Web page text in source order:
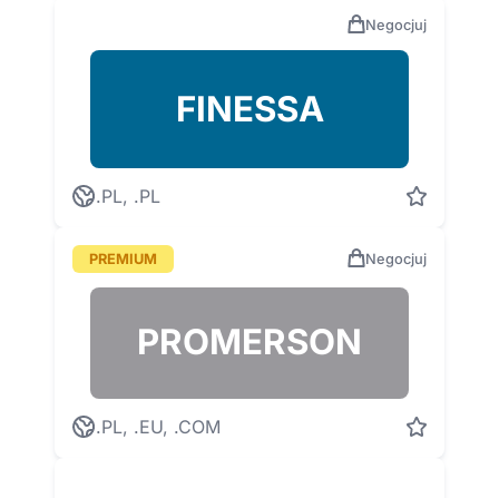
Negocjuj
FINESSA
.PL, .PL
PREMIUM Negocjuj
PROMERSON
.PL, .EU, .COM